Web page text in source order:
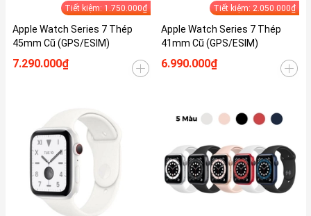
Tiết kiệm: 1.750.000₫
Apple Watch Series 7 Thép
45mm Cũ (GPS/ESIM)
7.290.000₫
Tiết kiệm: 2.050.000₫
Apple Watch Series 7 Thép
41mm Cũ (GPS/ESIM)
6.990.000₫